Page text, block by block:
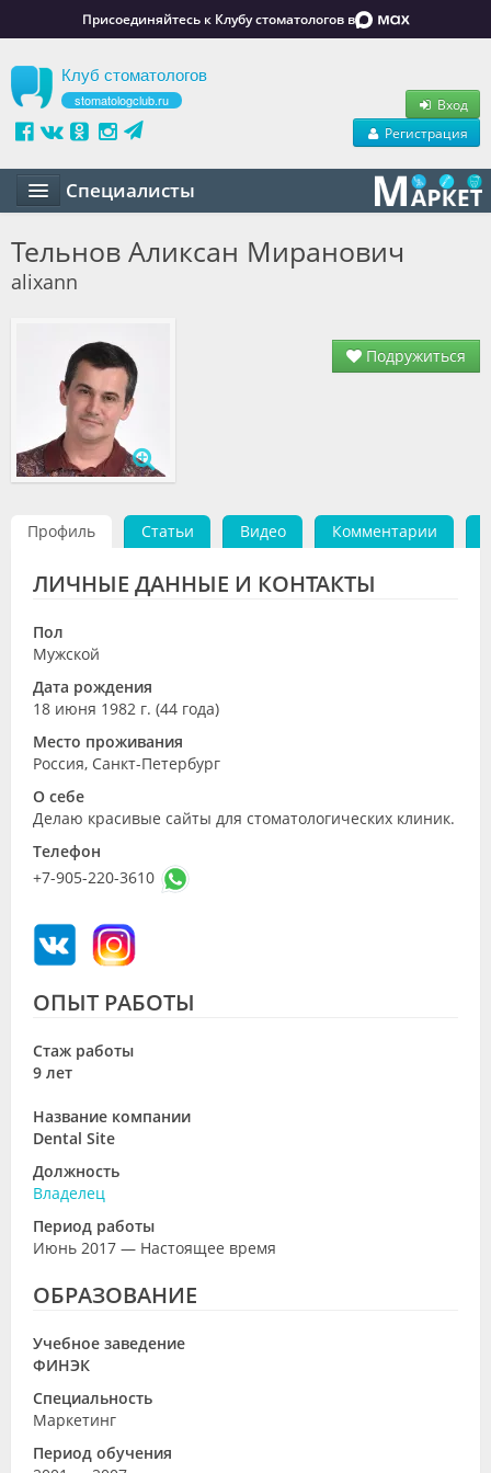
Присоединяйтесь к Клубу стоматологов в
Клуб стоматологов
stomatologclub.ru
Вход
Регистрация
Специалисты
Маркет
Вакансии
Резюме
Объявления
Специалисты
Галерея
Блоги
Лаборатории
Тельнов Аликсан Миранович
Подружиться
alixann
Профиль Статьи Видео Комментарии
ЛИЧНЫЕ ДАННЫЕ И КОНТАКТЫ
Пол
Мужской
Дата рождения
18 июня 1982 г. (44 года)
Место проживания
Россия, Санкт-Петербург
О себе
Делаю красивые сайты для стоматологических клиник.
Телефон
+7-905-220-3610
ОПЫТ РАБОТЫ
Стаж работы
9 лет
Название компании
Dental Site
Должность
Владелец
Период работы
Июнь 2017 — Настоящее время
ОБРАЗОВАНИЕ
Учебное заведение
ФИНЭК
Специальность
Маркетинг
Период обучения